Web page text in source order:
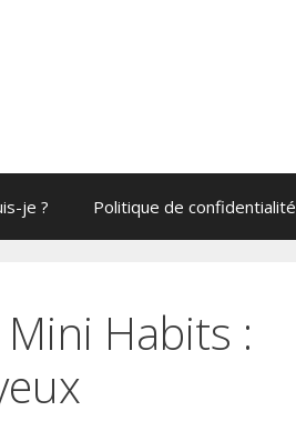
je ? Politique de confidentialité
Habits :